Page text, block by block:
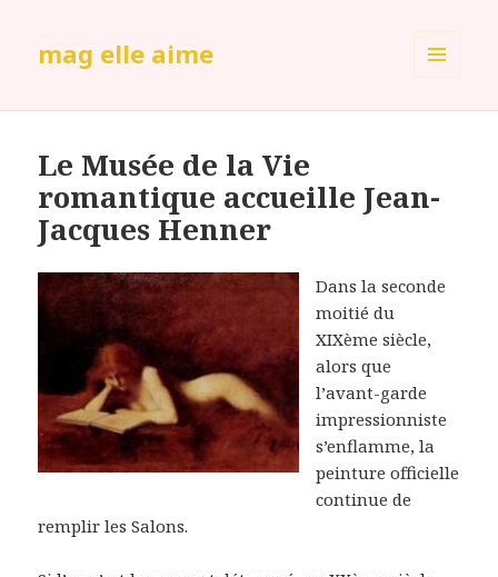
mag elle aime
Le Musée de la Vie
romantique accueille Jean-
Jacques Henner
Dans la seconde
moitié du
XIXème siècle,
alors que
l’avant-garde
impressionniste
s’enflamme, la
peinture officielle
continue de
remplir les Salons.